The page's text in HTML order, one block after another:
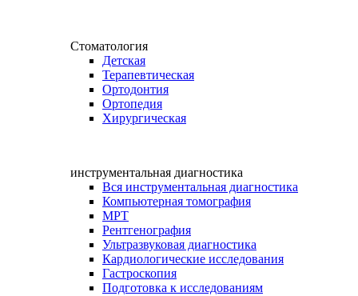
Стоматология
Детская
Терапевтическая
Ортодонтия
Ортопедия
Хирургическая
инструментальная диагностика
Вся инструментальная диагностика
Компьютерная томография
МРТ
Рентгенография
Ультразвуковая диагностика
Кардиологические исследования
Гастроскопия
Подготовка к исследованиям